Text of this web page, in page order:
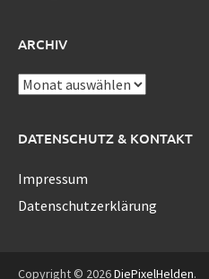
ARCHIV
Archiv
DATENSCHUTZ & KONTAKT
Impressum
Datenschutzerklärung
Copyright © 2026DiePixelHelden.